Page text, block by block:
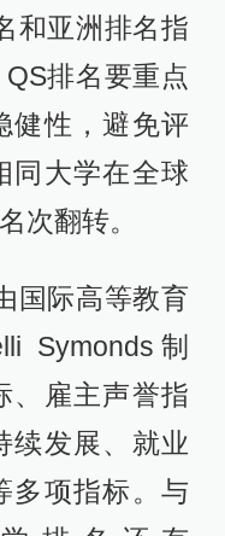
和亚洲排名指
排名要重点
健性，避免评
同大学在全球
次翻转。
国际高等教育
Symonds制
、雇主声誉指
续发展、就业
多项指标。与